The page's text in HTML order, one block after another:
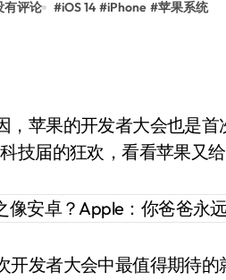
有评论 #iOS 14 #iPhone #苹果系统
，苹果的开发者大会也是
技届的狂欢，看看苹果又给
发者大会中最值得期待的